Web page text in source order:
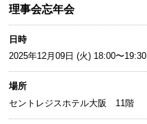
理事会忘年会
日時
2025年12月09日 (火) 18:00〜19:30
場所
セントレジスホテル大阪 11階